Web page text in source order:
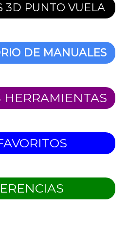
3D PUNTO VUELA
DE MANUALES
HERRAMIENTAS